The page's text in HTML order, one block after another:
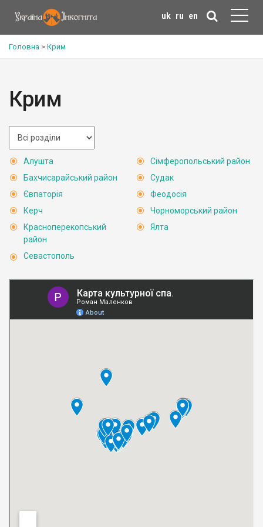
uk ru en
Головна > Крим
Крим
Алушта
Бахчисарайський район
Євпаторія
Керч
Красноперекопський
район
Севастополь
Сімферопольський район
Судак
Феодосія
Чорноморський район
Ялта